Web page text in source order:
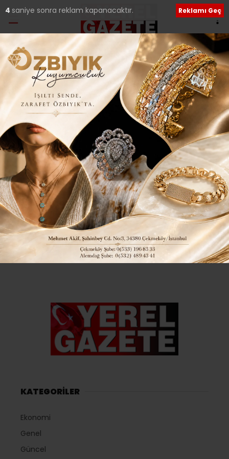
Etiket:Halk Eğitim
Mimar Sinan Muhtarlığı’nda el emeği göz
nuru sergisi..
Çekmeköy’ün en büyük mahallelerinden Mimar Sinan
Mahalle Muhtarlığı ile Halk Eğitim işbirliğinde 10 yıldır
büyük
06 Haziran 2024 Perşembe 21:35
4 saniye sonra reklam kapanacaktır. Reklamı Geç
Sosyal medya hesaplarımızı keşfedin
KATEGORİLER
Ekonomi
Genel
Güncel